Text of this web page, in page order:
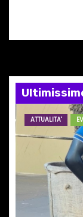
n
a
r
t
ATTUALITA'